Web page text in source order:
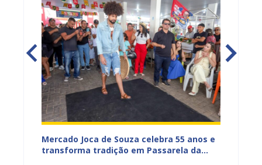
Mercado Joca de Souza celebra 55 anos e
transforma tradição em Passarela da